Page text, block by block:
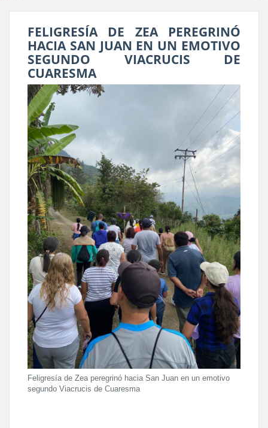
FELIGRESÍA DE ZEA PEREGRINÓ
HACIA SAN JUAN EN UN EMOTIVO
SEGUNDO VIACRUCIS DE
CUARESMA
Feligresía de Zea peregrinó hacia San Juan en un emotivo
segundo Viacrucis de Cuaresma